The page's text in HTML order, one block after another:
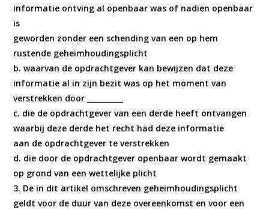
informatie ontving al openbaar was of nadien openbaar
is
geworden zonder een schending van een op hem
rustende geheimhoudingsplicht
b. waarvan de opdrachtgever kan bewijzen dat deze
informatie al in zijn bezit was op het moment van
verstrekken door __________
c. die de opdrachtgever van een derde heeft ontvangen
waarbij deze derde het recht had deze informatie
aan de opdrachtgever te verstrekken
d. die door de opdrachtgever openbaar wordt gemaakt
op grond van een wettelijke plicht
3. De in dit artikel omschreven geheimhoudingsplicht
geldt voor de duur van deze overeenkomst en voor een